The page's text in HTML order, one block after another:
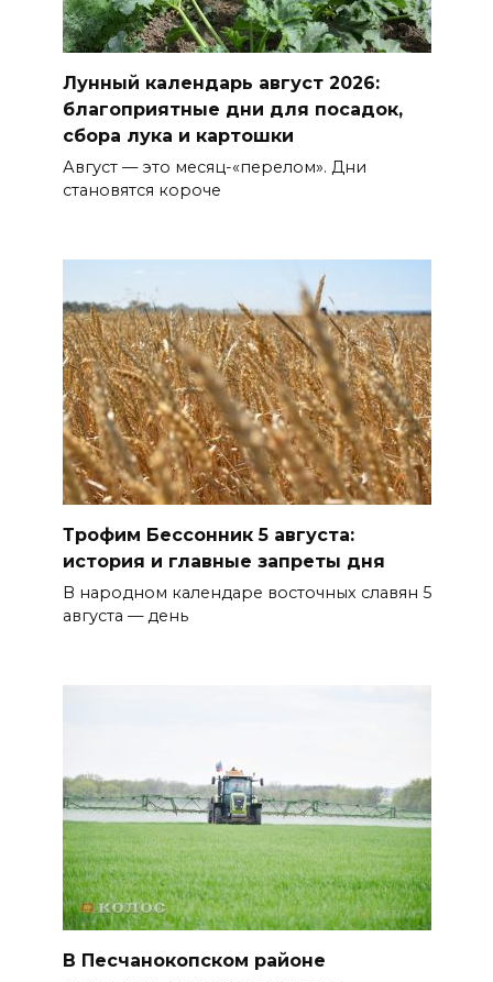
Лунный календарь август 2026:
благоприятные дни для посадок,
сбора лука и картошки
Август — это месяц-«перелом». Дни
становятся короче
Трофим Бессонник 5 августа:
история и главные запреты дня
В народном календаре восточных славян 5
августа — день
В Песчанокопском районе